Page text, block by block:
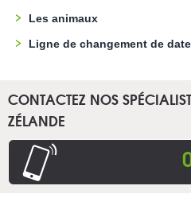
Les animaux
Ligne de changement de date
CONTACTEZ NOS
ZÉLANDE